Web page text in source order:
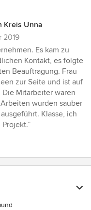
Kreis Unna
2019
Es kam zu
Kontakt, es folgte
Beauftragung. Frau
zur Seite und ist auf
Mitarbeiter waren
wurden sauber
Klasse, ich